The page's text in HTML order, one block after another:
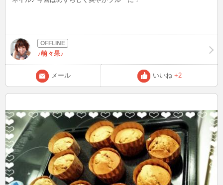
♪萌々果♪
メール いいね +2